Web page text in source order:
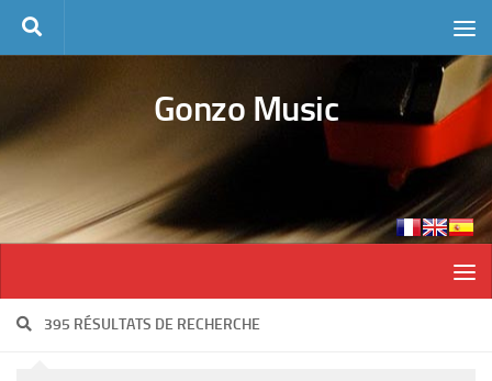
Skip to content
Gonzo Music
395 RÉSULTATS DE RECHERCHE